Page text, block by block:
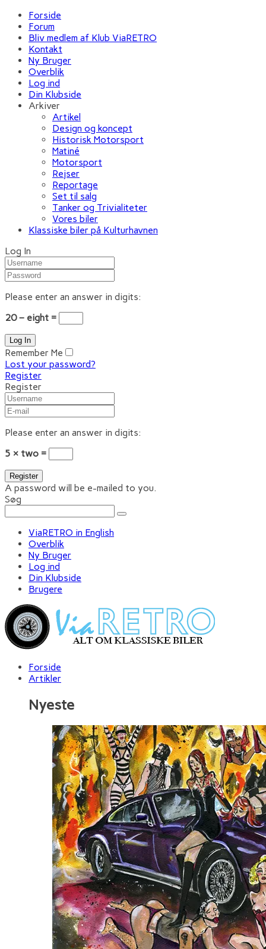
Forside
Forum
Bliv medlem af Klub ViaRETRO
Kontakt
Ny Bruger
Overblik
Log ind
Din Klubside
Arkiver
Artikel
Design og koncept
Historisk Motorsport
Matiné
Motorsport
Rejser
Reportage
Set til salg
Tanker og Trivialiteter
Vores biler
Klassiske biler på Kulturhavnen
Log In
Please enter an answer in digits:
20 − eight =
Remember Me
Lost your password?
Register
Register
Please enter an answer in digits:
5 × two =
A password will be e-mailed to you.
Søg
ViaRETRO in English
Overblik
Ny Bruger
Log ind
Din Klubside
Brugere
Forside
Artikler
Nyeste